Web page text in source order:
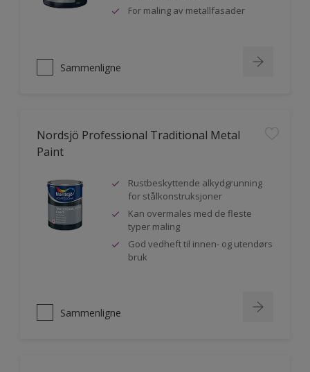
For maling av metallfasader
Sammenligne
Nordsjö Professional Traditional Metal
Paint
Rustbeskyttende alkydgrunning
for stålkonstruksjoner
Kan overmales med de fleste
typer maling
God vedheft til innen- og utendørs
bruk
Sammenligne